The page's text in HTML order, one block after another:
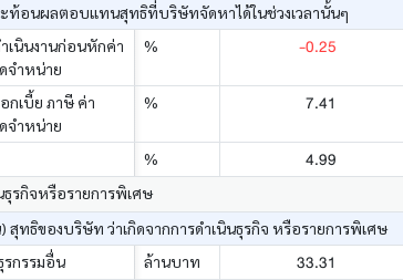
ะท้อนผลตอบแทนสุทธิที่บริษัทจัดหาได้ในช่วงเวลานั้นๆ
เนินงานก่อนหักค่า
จำหน่าย
% -0.25
กเบี้ย ภาษี ค่า
จำหน่าย
% 7.41
% 4.99
ธุรกิจหรือรายการพิเศษ
สุทธิของบริษัท ว่าเกิดจากการดำเนินธุรกิจ หรือรายการพิเศษ
รกรรมอื่น
ล้านบาท 33.31